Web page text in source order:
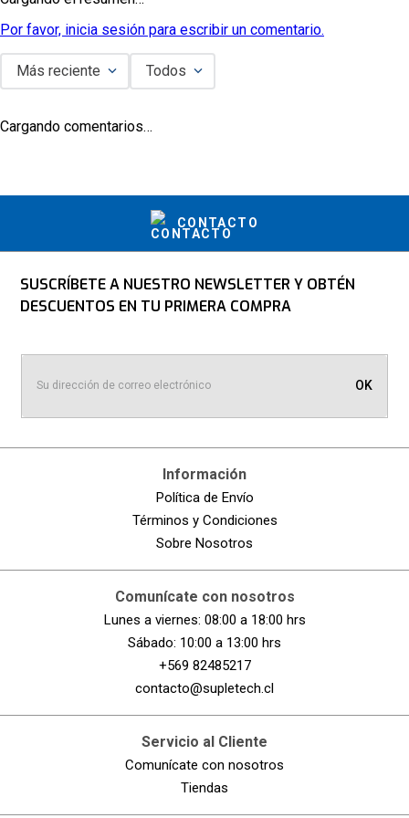
Digestión súper rápida: El aislado hidrolizado de
procesado para obtener una estructura más pequeña,
tus músculos.
aproximadamente 250 ml de agua o leche desnatada en un
shaker o batidora. Agita bien hasta obtener una mezcla
homogénea. Se recomienda tomarlo inmediatamente después
de entrenar para aprovechar al máximo su efecto en la
recuperación muscular. También puede tomarse en otros
en la dieta.
Por favor, inicia sesión para escribir un comentario.
Más reciente Todos
Cargando comentarios…
CONTACTO
SUSCRÍBETE A NUESTRO NEWSLETTER Y OBTÉN
DESCUENTOS EN TU PRIMERA COMPRA
OK
Información
Política de Envío
Términos y Condiciones
Sobre Nosotros
Comunícate con nosotros
Lunes a viernes: 08:00 a 18:00 hrs
Sábado: 10:00 a 13:00 hrs
+569 82485217
contacto@supletech.cl
Servicio al Cliente
Comunícate con nosotros
Tiendas